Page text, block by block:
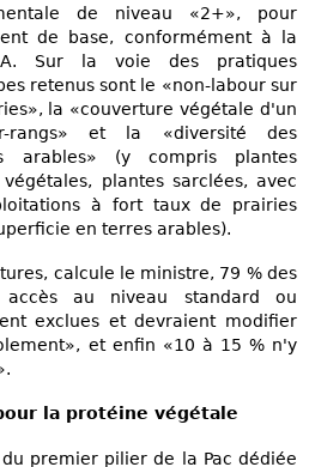
de niveau «2+», pour
de base, conformément à la
Sur la voie des pratiques
retenus sont le «non-labour sur
la «couverture végétale d'un
rangs» et la «diversité des
arables» (y compris plantes
plantes sarclées, avec
à fort taux de prairies
en terres arables).
calcule le ministre, 79 % des
accès au niveau standard ou
exclues et devraient modifier
et enfin «10 à 15 % n'y
la protéine végétale
premier pilier de la Pac dédiée